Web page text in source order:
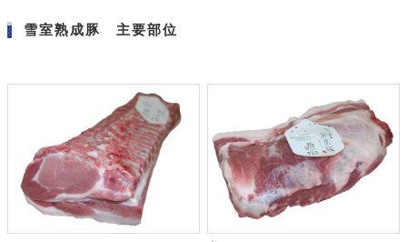
雪室熟成豚 主要部位